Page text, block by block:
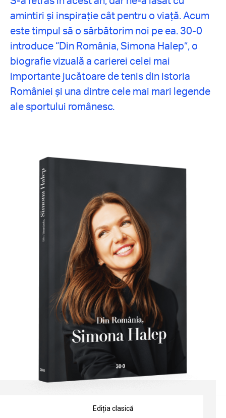
amintiri și inspirație cât pentru o viață. Acum
este timpul să o sărbătorim noi pe ea. 30-0
introduce “Din România, Simona Halep”, o
biografie vizuală a carierei celei mai
importante jucătoare de tenis din istoria
României și una dintre cele mai mari legende
ale sportului românesc.
Ediția clasică